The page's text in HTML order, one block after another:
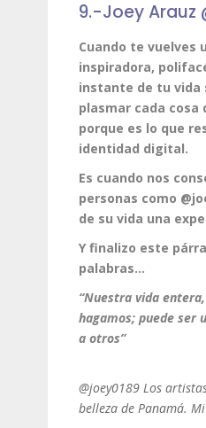
9.-Joey Arauz
Cuando te vuelves
inspiradora,
instante de tu vida
plasmar cada cosa
porque es lo que
identidad digital.
Es cuando nos
personas como
de su vida una
Y finalizo este
palabras…
“Nuestra vida
hagamos; puede ser
a otros”
@joey0189 Los
belleza de Panamá.